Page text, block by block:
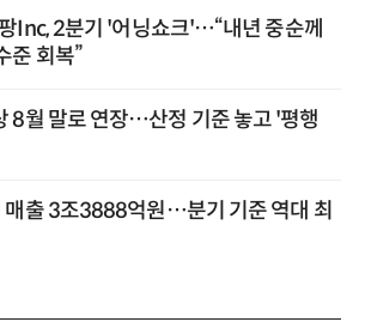
Inc, 2분기 '어닝쇼크'…“내년 중순께
준 회복”
8월 말로 연장…산정 기준 놓고 '평행
매출 3조3888억원…분기 기준 역대 최